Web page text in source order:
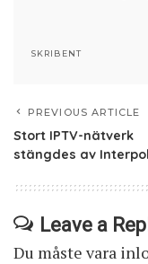
SKRIBENT
PREVIOUS ARTICLE
Stort IPTV-nätverk
stängdes av Interpol
Leave a
Du måste vara